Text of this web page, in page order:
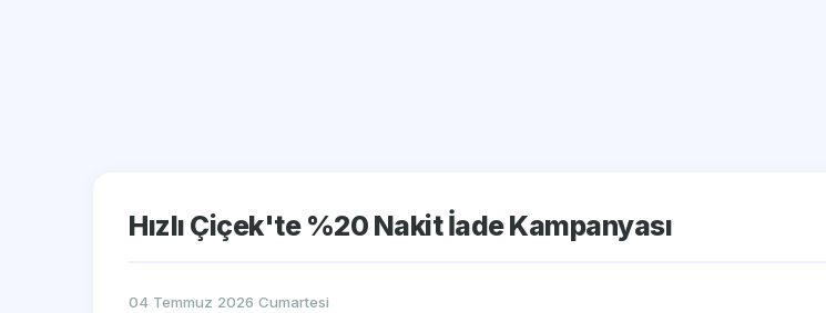
Hızlı Çiçek'te %20 Nakit İade Kampanyası
04 Temmuz 2026 Cumartesi